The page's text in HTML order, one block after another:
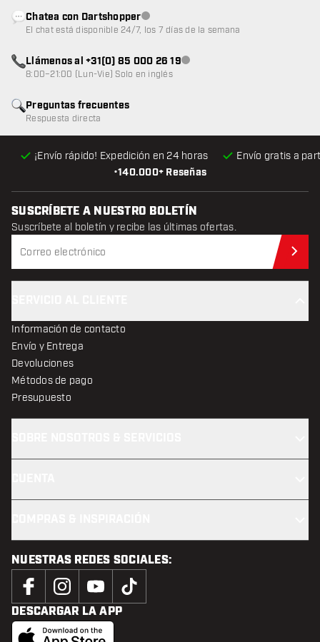
•140.000+ Reseñas
¡Envío rápido! Expedición en 24 horas Envío gratis a
Preguntas frecuentes
Respuesta directa
Chatea con DartshopperAtención al cliente no disponible
El chat está disponible 24/7, los 7 días de la semana
Llámenos al +31(0) 85 000 26 19Atención al cliente no disponible
8:00–21:00 (Lun-Vie) Solo en inglés
SUSCRÍBETE A NUESTRO BOLETÍN
Suscríbete al boletín y recibe las últimas ofertas.
Información de contacto
Envío y Entrega
Devoluciones
Métodos de pago
Presupuesto
NUESTRAS REDES SOCIALES:
DESCARGAR LA APP